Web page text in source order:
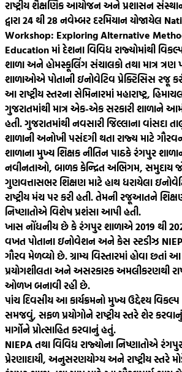
રાષ્ટ્રીય શૈક્ષણિક આયોજન અને પ્રશાસન
દ્વારા 24 થી 28 નવેમ્બર દરમિયાન યોજાયેલ
Workshop: Exploring Alternative
Education માં દેશના વિવિધ રાજ્યોમાંથી
શાળા અને હોમસ્કૂલિંગ સંચાલકો તથા માત્ર ત્રણ
શાળાઓએ પોતાની ઇનોવેટિવ પ્રેક્ટિસિસ રજૂ
આ રાષ્ટ્રીય સ્તરના સેમિનારમાં મહારાષ્ટ્ર,
ગુજરાતમાંથી માત્ર એક-એક સરકારી શાળાને
હતી. ગુજરાતમાંથી નવસારી જિલ્લાના વાંસદા
શાળાની અનોખી પસંદગી થતા રાજ્ય માટે
શાળાના મુખ્ય શિક્ષક નીતિન પાઠકે રંગપુર
નવીનતાઓ, બાળક કેન્દ્રિત અભિગમ, સમુદાય
ગુણવત્તાસભર શિક્ષણ માટે હાથ ધરાયેલા
રાષ્ટ્રીય મંચ પર કરી હતી. તેમની રજૂઆતને
નિષ્ણાતોએ વિશેષ પ્રશંસા આપી હતી.
ખાસ નોંધનીય છે કે રંગપુર શાળાએ 2019 થી
વખત પોતાના ઇનોવેશન અને કેસ સ્ટડીઝ
ગૌરવ મેળવ્યો છે. ગ્રામ્ય વિસ્તારમાં હોવા
પ્રયોગશીલતા અને અસરકારક અમલીકરણથી
ઓળખ બનાવી રહી છે.
પાંચ દિવસીય આ કાર્યક્રમનો મુખ્ય ઉદ્દેશ્ય
સમજવું, સફળ પ્રયોગોને રાષ્ટ્રીય સ્તરે શેર
માર્ગોને પ્રોત્સાહિત કરવાનું હતું.
NIEPA તથા વિવિધ રાજ્યોના નિષ્ણાતોએ
પ્રેરણાદાયી, અનુસરણયોગ્ય અને રાષ્ટ્રીય સ્તરે